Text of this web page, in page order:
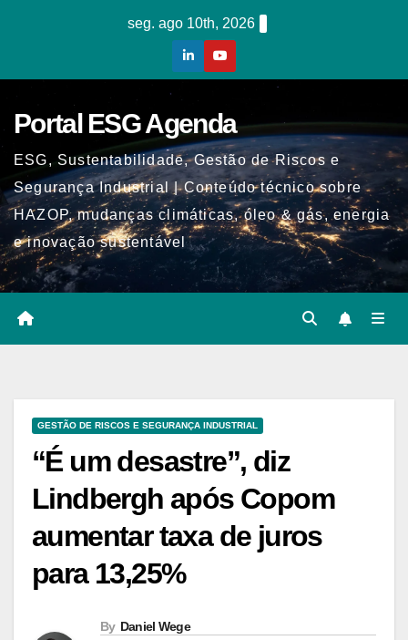
seg. ago 10th, 2026
Portal ESG Agenda
ESG, Sustentabilidade, Gestão de Riscos e
Segurança Industrial | Conteúdo técnico sobre
HAZOP, mudanças climáticas, óleo & gás, energia
e inovação sustentável
GESTÃO DE RISCOS E SEGURANÇA INDUSTRIAL
“É um desastre”, diz
Lindbergh após Copom
aumentar taxa de juros
para 13,25%
By Daniel Wege